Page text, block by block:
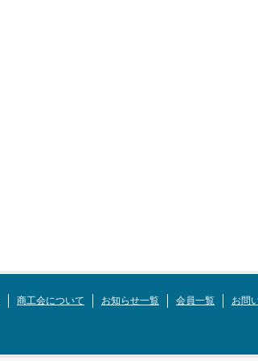
商工会について お知らせ一覧 会員一覧 お問